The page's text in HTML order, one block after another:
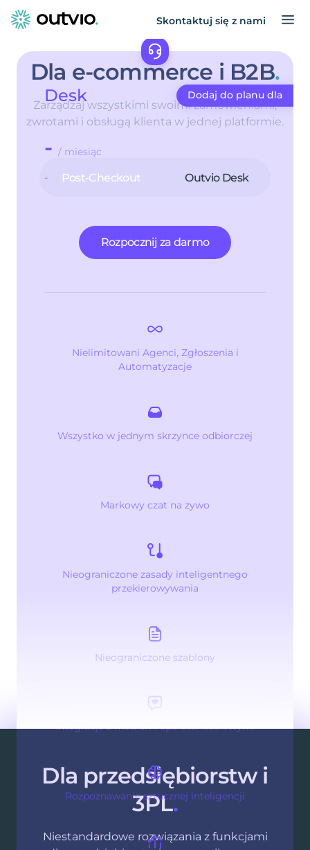
Skontaktuj się z nami
Dla e-commerce i B2B.
Zarządzaj wszystkimi swoimi zamówieniami,
zwrotami i obsługą klienta w jednej platformie.
Post-Checkout Outvio Desk
Desk Dodaj do planu dla
- / miesiąc
-
Rozpocznij za darmo
Nielimitowani Agenci, Zgłoszenia i
Automatyzacje
Wszystko w jednym skrzynce odbiorczej
Markowy czat na żywo
Nieograniczone zasady inteligentnego
przekierowywania
Nieograniczone szablony
Integracje z mediami społecznościowymi
Rozpoznawanie sztucznej inteligencji
Dla przedsiębiorstw i
3PL.
Niestandardowe rozwiązania z funkcjami